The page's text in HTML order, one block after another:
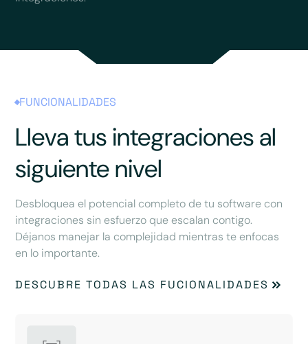
FUNCIONALIDADES
Lleva tus integraciones al
siguiente nivel
Desbloquea el potencial completo de tu software con
integraciones sin esfuerzo que escalan contigo.
Déjanos manejar la complejidad mientras te enfocas
en lo importante.
DESCUBRE TODAS LAS FUCIONALIDADES